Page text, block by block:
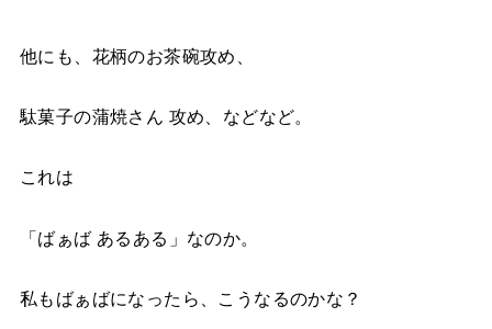
他にも、花柄のお茶碗攻め、
駄菓子の蒲焼さん 攻め、などなど。
これは
「ばぁば あるある」なのか。
私もばぁばになったら、こうなるのかな？